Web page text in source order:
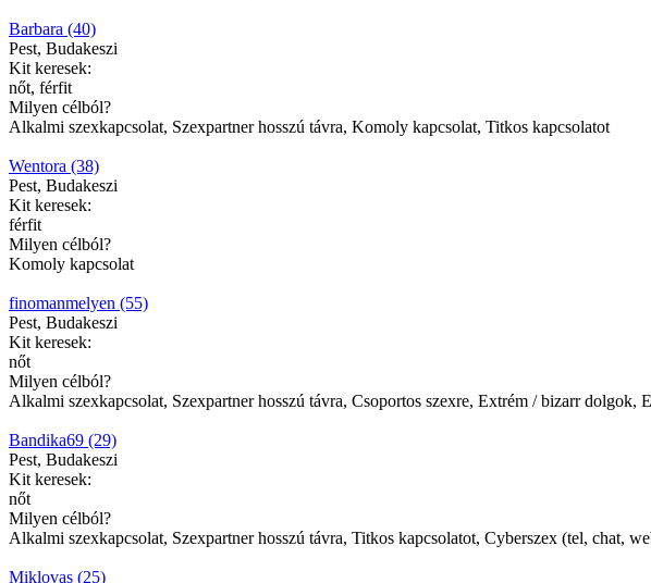
Barbara (40)
Pest, Budakeszi
Kit keresek:
nőt, férfit
Milyen célból?
Alkalmi szexkapcsolat, Szexpartner hosszú távra, Komoly kapcsolat, Titkos kapcsolatot
Wentora (38)
Pest, Budakeszi
Kit keresek:
férfit
Milyen célból?
Komoly kapcsolat
finomanmelyen (55)
Pest, Budakeszi
Kit keresek:
nőt
Milyen célból?
Alkalmi szexkapcsolat, Szexpartner hosszú távra, Csoportos szexre, Extrém / bizarr dolgok,
Bandika69 (29)
Pest, Budakeszi
Kit keresek:
nőt
Milyen célból?
Alkalmi szexkapcsolat, Szexpartner hosszú távra, Titkos kapcsolatot, Cyberszex (tel, chat,
Miklovas (25)